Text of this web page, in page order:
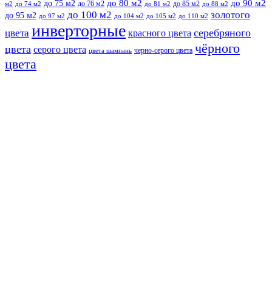
м2 до 74 м2 до 75 м2 до 76 м2 до 80 м2 до 81 м2 до 85 м2 до 88 м2 до 90 м2
до 95 м2 до 97 м2 до 100 м2 до 104 м2 до 105 м2 до 110 м2 золотого
цвета инверторные красного цвета серебряного
цвета серого цвета цвета шампань черно-серого цвета чёрного
цвета